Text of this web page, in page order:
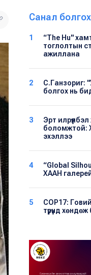
Санал болгох
1
“The Hu"
тоглолтын
ажиллана
2
С.Ганзориг:
болгох нь
3
Эрт
боломжтой:
эхэллээ
4
“Global
ХААН
5
COP17:
түрүүнд